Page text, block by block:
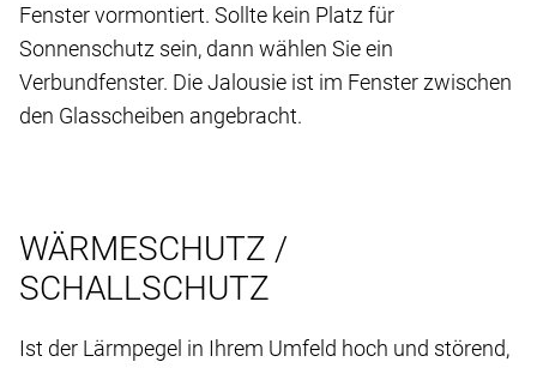
Fenster vormontiert. Sollte kein Platz für
Sonnenschutz sein, dann wählen Sie ein
Verbundfenster. Die Jalousie ist im Fenster zwischen
den Glasscheiben angebracht.
WÄRMESCHUTZ /
SCHALLSCHUTZ
Ist der Lärmpegel in Ihrem Umfeld hoch und störend,